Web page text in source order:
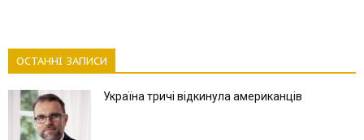
ОСТАННІ ЗАПИСИ
Україна тричі відкинула американців